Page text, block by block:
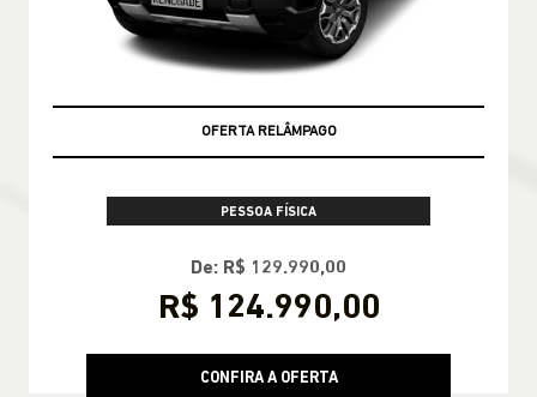
OFERTA RELÂMPAGO
PESSOA FÍSICA
De: R$ 129.990,00
R$ 124.990,00
CONFIRA A OFERTA